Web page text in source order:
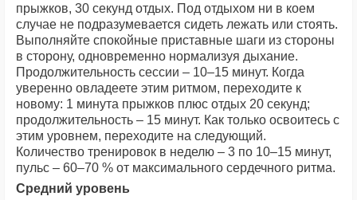
прыжков, 30 секунд отдых. Под отдыхом ни в коем
случае не подразумевается сидеть лежать или стоять.
Выполняйте спокойные приставные шаги из стороны
в сторону, одновременно нормализуя дыхание.
Продолжительность сессии – 10–15 минут. Когда
уверенно овладеете этим ритмом, переходите к
новому: 1 минута прыжков плюс отдых 20 секунд;
продолжительность – 15 минут. Как только освоитесь с
этим уровнем, переходите на следующий.
Количество тренировок в неделю – 3 по 10–15 минут,
пульс – 60–70 % от максимального сердечного ритма.
Средний уровень